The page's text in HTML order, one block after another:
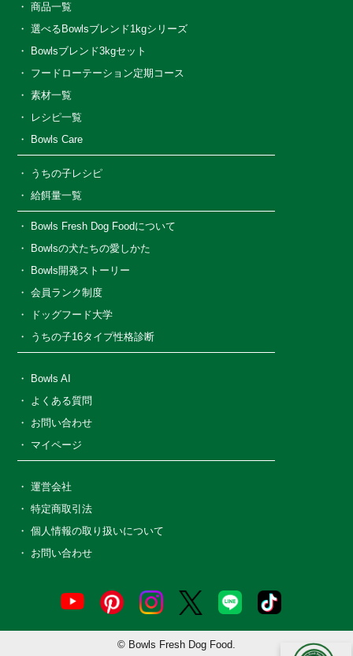
商品一覧
選べるBowlsブレンド1kgシリーズ
Bowlsブレンド3kgセット
フードローテーション定期コース
素材一覧
レシピ一覧
Bowls Care
うちの子レシピ
給餌量一覧
Bowls Fresh Dog Foodについて
Bowlsの犬たちの愛しかた
Bowls開発ストーリー
会員ランク制度
ドッグフード大学
うちの子16タイプ性格診断
Bowls AI
よくある質問
お問い合わせ
マイページ
運営会社
特定商取引法
個人情報の取り扱いについて
お問い合わせ
© Bowls Fresh Dog Food.